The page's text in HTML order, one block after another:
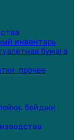
инвентарь
бумага
прочее
бейджи